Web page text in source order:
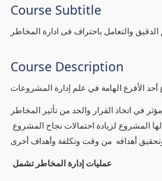
Course Subtitle
الدقيق والتعامل باحتراف فى ادارة المخاطر
Course Description
في اتخاذ القرار والحد من تأثير المخاطر
عمليات إدارة المخاطر تشمل